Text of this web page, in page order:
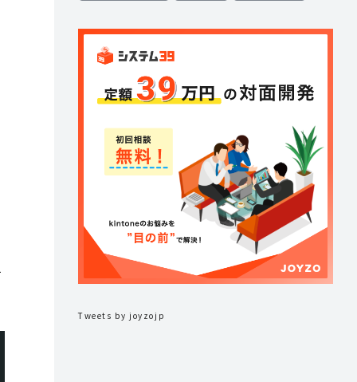
Tweets by joyzojp